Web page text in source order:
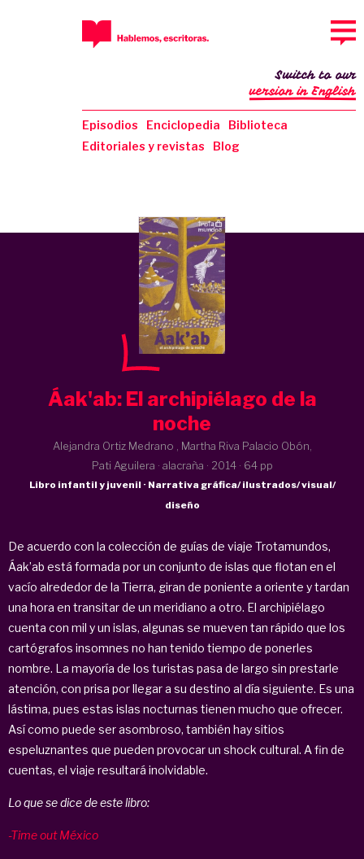
Episodios Enciclopedia
Biblioteca
Editoriales y revistas
Blog
Switch to our
version in English
Áak'ab: El archipiélago de la
noche
Alejandra Ortiz Medrano , Martha Riva Palacio Obón,
Pati Aguilera · alacraña · 2014· 64 pp
Libro infantil y juvenil · Narrativa gráfica/ ilustrados/ visual/
diseño
De acuerdo con la colección de guías de viaje Trotamundos,
Áak’ab está formada por un conjunto de islas que flotan en el
vacío alrededor de la Tierra, giran de poniente a oriente y tardan
una hora en transitar de un meridiano a otro. El archipiélago
cuenta con mil y un islas, algunas se mueven tan rápido que los
cartógrafos insomnes no han tenido tiempo de ponerles
nombre. La mayoría de los turistas pasa de largo sin prestarle
atención, con prisa por llegar a su destino al día siguiente. Es una
lástima, pues estas islas nocturnas tienen mucho que ofrecer.
Así como puede ser asombroso, también hay sitios
espeluznantes que pueden provocar un shock cultural. A fin de
cuentas, el viaje resultará inolvidable.
Lo que se dice de este libro:
-Time out México